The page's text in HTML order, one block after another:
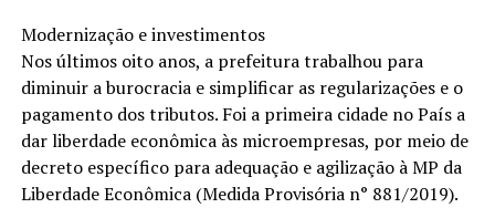
Modernização e investimentos
Nos últimos oito anos, a prefeitura trabalhou para
diminuir a burocracia e simplificar as regularizações e o
pagamento dos tributos. Foi a primeira cidade no País a
dar liberdade econômica às microempresas, por meio de
decreto específico para adequação e agilização à MP da
Liberdade Econômica (Medida Provisória n° 881/2019).